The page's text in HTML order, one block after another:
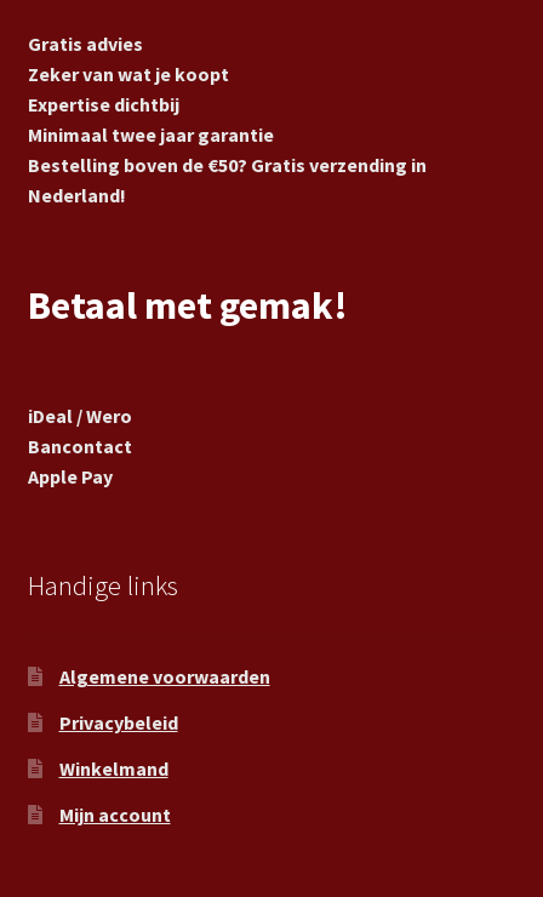
Gratis advies
Zeker van wat je koopt
Expertise dichtbij
Minimaal twee jaar garantie
Bestelling boven de €50? Gratis verzending in
Nederland!
Betaal met gemak!
iDeal / Wero
Bancontact
Apple Pay
Handige links
Algemene voorwaarden
Privacybeleid
Winkelmand
Mijn account